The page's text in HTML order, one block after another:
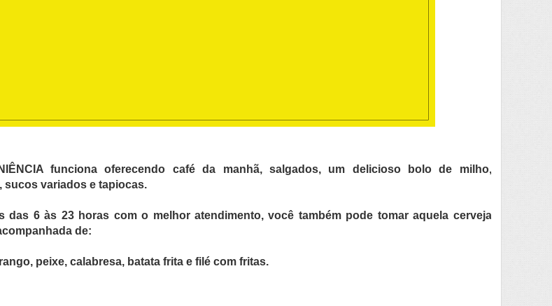
funciona oferecendo café da manhã, salgados, um delicioso bolo de milho,
sucos variados e tapiocas.
das 6 às 23 horas com o melhor atendimento, você também pode tomar aquela cerveja
de:
peixe, calabresa, batata frita e filé com fritas.